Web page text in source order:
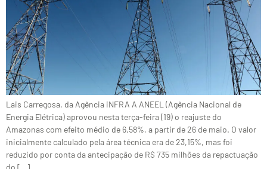
Lais Carregosa, da Agência iNFRA A ANEEL (Agência Nacional de
Energia Elétrica) aprovou nesta terça-feira (19) o reajuste do
Amazonas com efeito médio de 6,58%, a partir de 26 de maio. O valor
inicialmente calculado pela área técnica era de 23,15%, mas foi
reduzido por conta da antecipação de R$ 735 milhões da repactuação
do […]